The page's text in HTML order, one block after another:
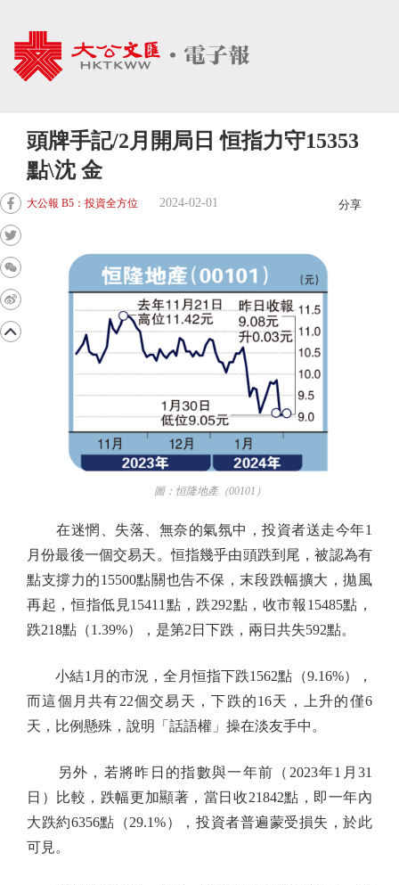
頭牌手記/2月開局日 恒指力守15353
點\沈 金
大公報 B5：投資全方位 2024-02-01 分享
圖：恒隆地產（00101）
在迷惘、失落、無奈的氣氛中，投資者送走今年1
月份最後一個交易天。恒指幾乎由頭跌到尾，被認為有
點支撐力的15500點關也告不保，末段跌幅擴大，拋風
再起，恒指低見15411點，跌292點，收市報15485點，
跌218點（1.39%），是第2日下跌，兩日共失592點。
小結1月的市況，全月恒指下跌1562點（9.16%），
而這個月共有22個交易天，下跌的16天，上升的僅6
天，比例懸殊，說明「話語權」操在淡友手中。
另外，若將昨日的指數與一年前（2023年1月31
日）比較，跌幅更加顯著，當日收21842點，即一年內
大跌約6356點（29.1%），投資者普遍蒙受損失，於此
可見。